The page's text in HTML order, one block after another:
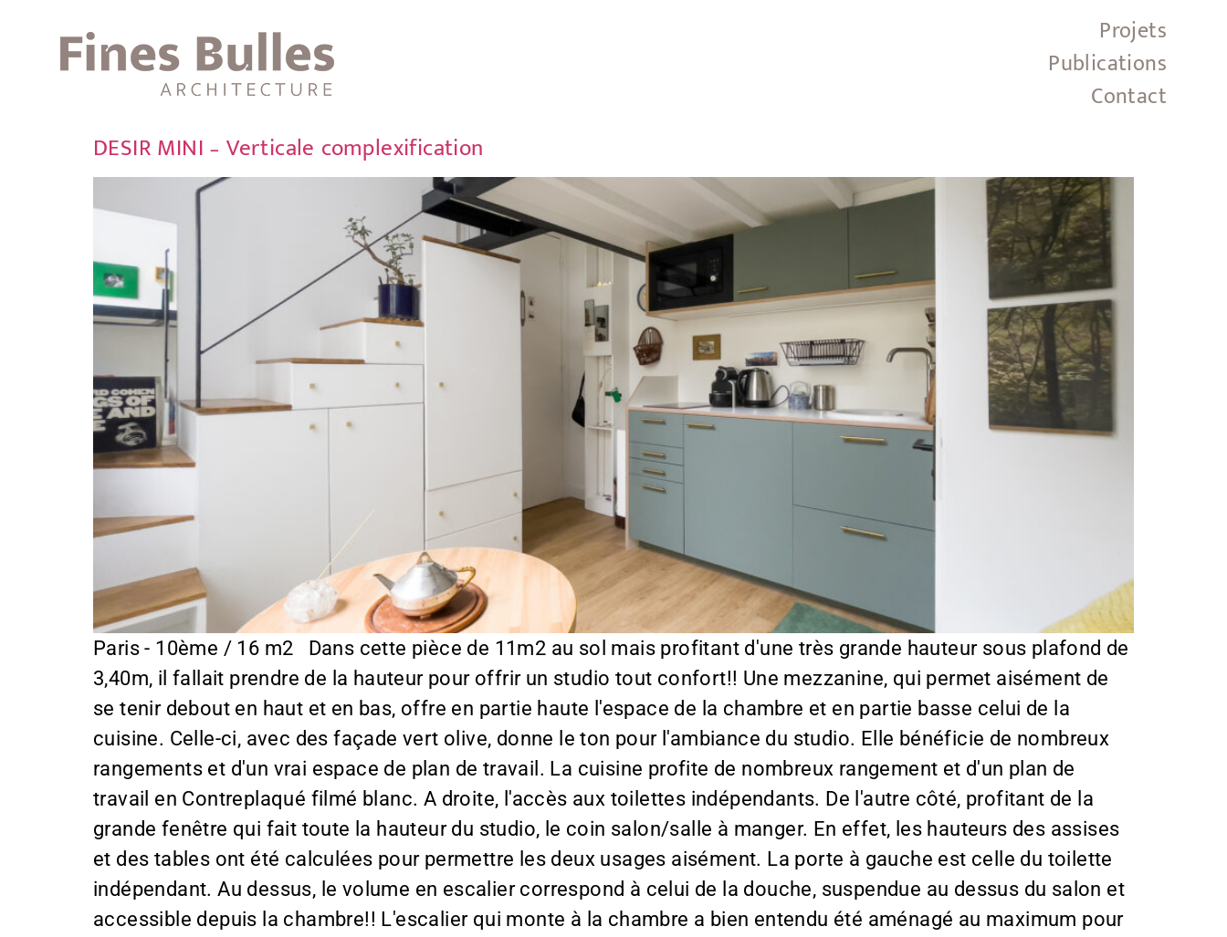
Projets
Publications
Contact
DESIR MINI – Verticale complexification
Paris - 10ème / 16 m2 Dans cette pièce de 11m2 au sol mais profitant d'une très grande hauteur sous plafond de
3,40m, il fallait prendre de la hauteur pour offrir un studio tout confort!! Une mezzanine, qui permet aisément de
se tenir debout en haut et en bas, offre en partie haute l'espace de la chambre et en partie basse celui de la
cuisine. Celle-ci, avec des façade vert olive, donne le ton pour l'ambiance du studio. Elle bénéficie de nombreux
rangements et d'un vrai espace de plan de travail. La cuisine profite de nombreux rangement et d'un plan de
travail en Contreplaqué filmé blanc. A droite, l'accès aux toilettes indépendants. De l'autre côté, profitant de la
grande fenêtre qui fait toute la hauteur du studio, le coin salon/salle à manger. En effet, les hauteurs des assises
et des tables ont été calculées pour permettre les deux usages aisément. La porte à gauche est celle du toilette
indépendant. Au dessus, le volume en escalier correspond à celui de la douche, suspendue au dessus du salon et
accessible depuis la chambre!! L'escalier qui monte à la chambre a bien entendu été aménagé au maximum pour